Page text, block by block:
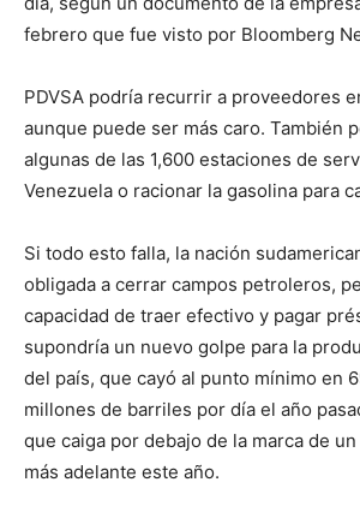
febrero que fue visto por Bloomberg
PDVSA podría recurrir a proveedores
aunque puede ser más caro. También
algunas de las 1,600 estaciones de
Venezuela o racionar la gasolina para
Si todo esto falla, la nación
obligada a cerrar campos petroleros,
capacidad de traer efectivo y pagar
supondría un nuevo golpe para la
del país, que cayó al punto mínimo en
millones de barriles por día el año
que caiga por debajo de la marca de
más adelante este año.